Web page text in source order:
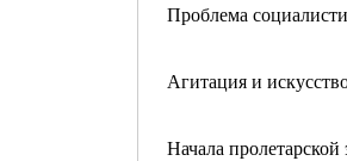
Проблема
Агитация и
Начала пролетарской